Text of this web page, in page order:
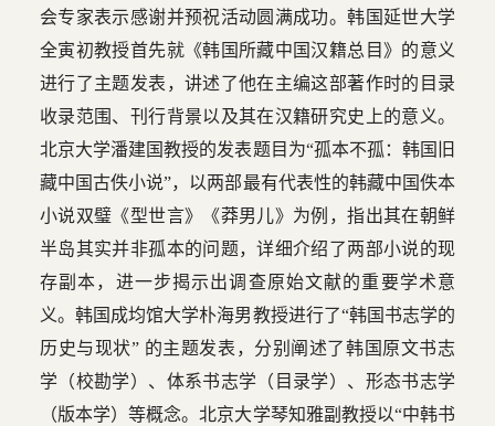
会专家表示感谢并预祝活动圆满成功。韩国延世大学
全寅初教授首先就《韩国所藏中国汉籍总目》的意义
进行了主题发表，讲述了他在主编这部著作时的目录
收录范围、刊行背景以及其在汉籍研究史上的意义。
北京大学潘建国教授的发表题目为“孤本不孤：韩国旧
藏中国古佚小说”，以两部最有代表性的韩藏中国佚本
小说双璧《型世言》《莽男儿》为例，指出其在朝鲜
半岛其实并非孤本的问题，详细介绍了两部小说的现
存副本，进一步揭示出调查原始文献的重要学术意
义。韩国成均馆大学朴海男教授进行了“韩国书志学的
历史与现状” 的主题发表，分别阐述了韩国原文书志
学（校勘学）、体系书志学（目录学）、形态书志学
（版本学）等概念。北京大学琴知雅副教授以“中韩书